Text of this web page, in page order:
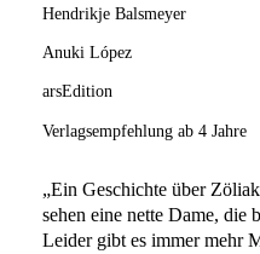
Hendrikje Balsmeyer
Anuki López
arsEdition
Verlagsempfehlung ab 4 Jahre
„Ein Geschichte über
sehen eine nette Dame, die
Leider gibt es immer mehr